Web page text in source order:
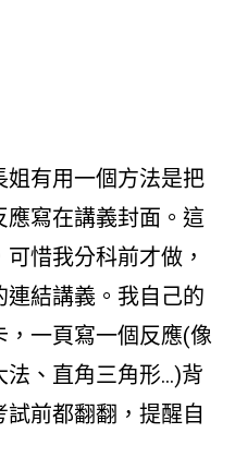
姐有用一個方法是把
寫在講義封面。這
惜我分科前才做，
結講義。我自己的
一頁寫一個反應(像
、直角三角形…)背
前都翻翻，提醒自